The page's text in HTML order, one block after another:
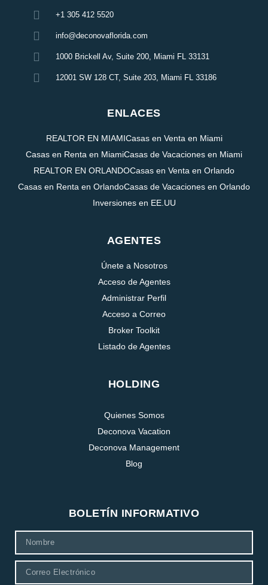
+1 305 412 5520
info@deconovaflorida.com
1000 Brickell Av, Suite 200, Miami FL 33131
12001 SW 128 CT, Suite 203, Miami FL 33186
ENLACES
REALTOR EN MIAMICasas en Venta en Miami
Casas en Renta en MiamiCasas de Vacaciones en Miami
REALTOR EN ORLANDOCasas en Venta en Orlando
Casas en Renta en OrlandoCasas de Vacaciones en Orlando
Inversiones en EE.UU
AGENTES
Únete a Nosotros
Acceso de Agentes
Administrar Perfil
Acceso a Correo
Broker Toolkit
Listado de Agentes
HOLDING
Quienes Somos
Deconova Vacation
Deconova Management
Blog
BOLETÍN INFORMATIVO